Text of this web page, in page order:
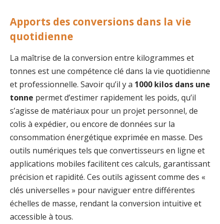
Apports des conversions dans la vie
quotidienne
La maîtrise de la conversion entre kilogrammes et
tonnes est une compétence clé dans la vie quotidienne
et professionnelle. Savoir qu’il y a 1000 kilos dans une
tonne permet d’estimer rapidement les poids, qu’il
s’agisse de matériaux pour un projet personnel, de
colis à expédier, ou encore de données sur la
consommation énergétique exprimée en masse. Des
outils numériques tels que convertisseurs en ligne et
applications mobiles facilitent ces calculs, garantissant
précision et rapidité. Ces outils agissent comme des «
clés universelles » pour naviguer entre différentes
échelles de masse, rendant la conversion intuitive et
accessible à tous.